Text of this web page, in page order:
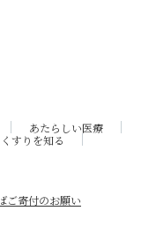
あたらしい医療
くすりを知る
ご寄付のお願い